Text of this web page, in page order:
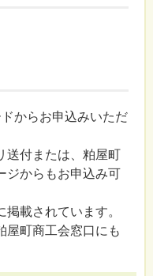
からお申込みいただ
送付または、粕屋町
ジからもお申込み可
載されています。
屋町商工会窓口にも